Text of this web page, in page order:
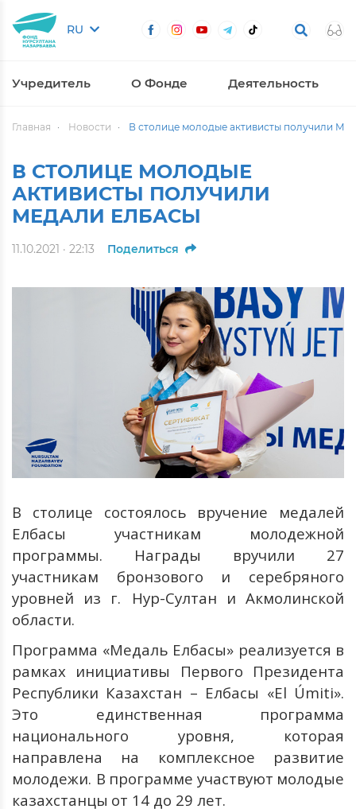
RU
Учредитель О Фонде Деятельность
Главная Новости В столице молодые активисты получили
В СТОЛИЦЕ МОЛОДЫЕ
АКТИВИСТЫ ПОЛУЧИЛИ
МЕДАЛИ ЕЛБАСЫ
11.10.2021 · 22:13 Поделиться
В столице состоялось вручение
медалей
Елбасы
участникам
молодежной
программы. Награды вручили 27
участникам
бронзового и
серебряного
уровней из г. Нур-Султан и Акмолинской
области.
Программа «Медаль Елбасы» реализуется в
рамках инициативы Первого Президента
Республики Казахстан – Елбасы «El Úmiti».
Это
единственная
программа
национального
уровня, которая
направлена
на комплексное
развитие
молодежи. В программе участвуют молодые
казахстанцы от 14 до 29 лет.